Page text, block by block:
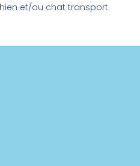
et/ou chat transport